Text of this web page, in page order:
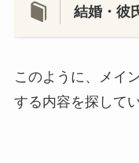
結婚・彼
このように、メイ
する内容を探して